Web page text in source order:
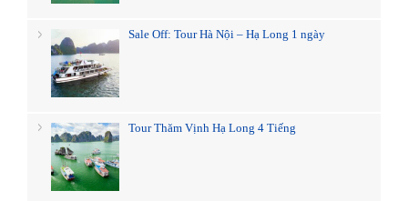
Sale Off: Tour Hà Nội – Hạ Long 1 ngày
Tour Thăm Vịnh Hạ Long 4 Tiếng